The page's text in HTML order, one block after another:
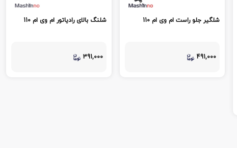
شلگیر جلو راست ام وی ام 110
491,000
شلنگ بالای رادیاتور ام وی ام 110
391,000